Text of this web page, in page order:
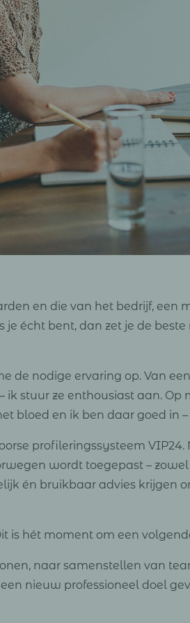
en die van het bedrijf, een
écht bent, dan zet je de beste
de nodige ervaring op. Van
stuur ze enthousiast aan.
bloed en ik ben daar goed in –
profileringssysteem
wordt toegepast –
én bruikbaar advies krijgen
is hét moment om een
naar samenstellen van
nieuw professioneel doel